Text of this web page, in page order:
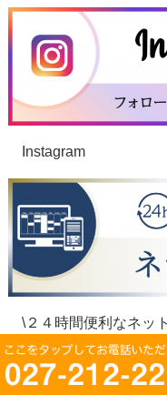
Instagram
\２４時間便利なネッ